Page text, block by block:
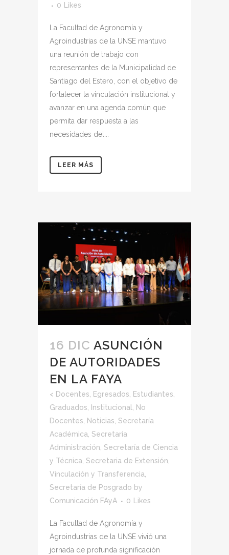
0
Likes
La Facultad de Agronomía y
Agroindustrias de la UNSE mantuvo
una reunión de trabajo con
representantes de la Municipalidad de
Santiago del Estero, con el objetivo de
fortalecer la vinculación institucional y
avanzar en una agenda común que
permita dar respuesta a las
necesidades del...
LEER MÁS
16 DIC ASUNCIÓN
DE AUTORIDADES
EN LA FAYA
< Docentes Egresados Estudiantes
Graduados
Institucional
No
Docentes
Noticias Secretaría
Académica Secretaría
Administración Secretaría de Ciencia
y Técnica Secretaria de Extensión,
Vinculación y Transferencia
Secretaría de Posgrado by
Comunicación FAyA
0 Likes
La Facultad de Agronomía y
Agroindustrias de la UNSE vivió una
jornada de profunda significación